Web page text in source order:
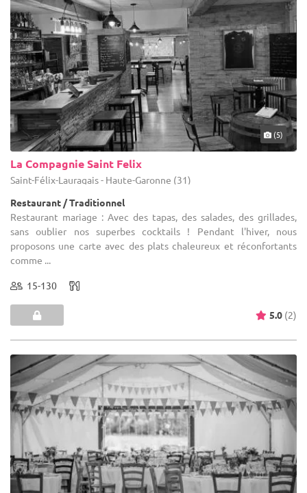
(5)
La Compagnie Saint Felix
Saint-Félix-Lauragais - Haute-Garonne (31)
Restaurant / Traditionnel
Restaurant mariage : Avec des tapas, des salades, des grillades,
sans oublier nos superbes cocktails ! Pendant l'hiver, nous
proposons une carte avec des plats chaleureux et réconfortants
comme ...
15-130
5.0 (2)